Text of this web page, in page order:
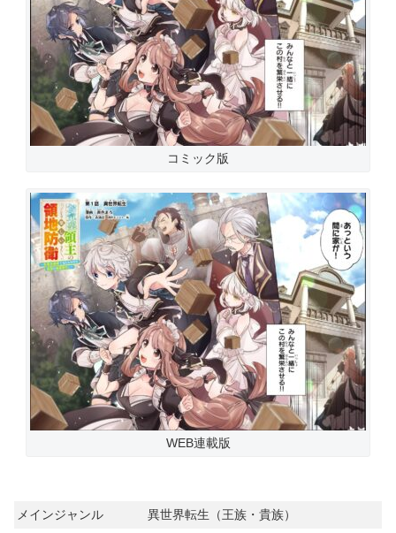
コミック版
WEB連載版
メインジャンル 異世界転生（王族・貴族）